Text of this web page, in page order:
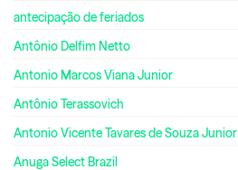
antecipação de feriados
Antônio Delfim Netto
Antonio Marcos Viana Junior
Antônio Terassovich
Antonio Vicente Tavares de Souza Junior
Anuga Select Brazil